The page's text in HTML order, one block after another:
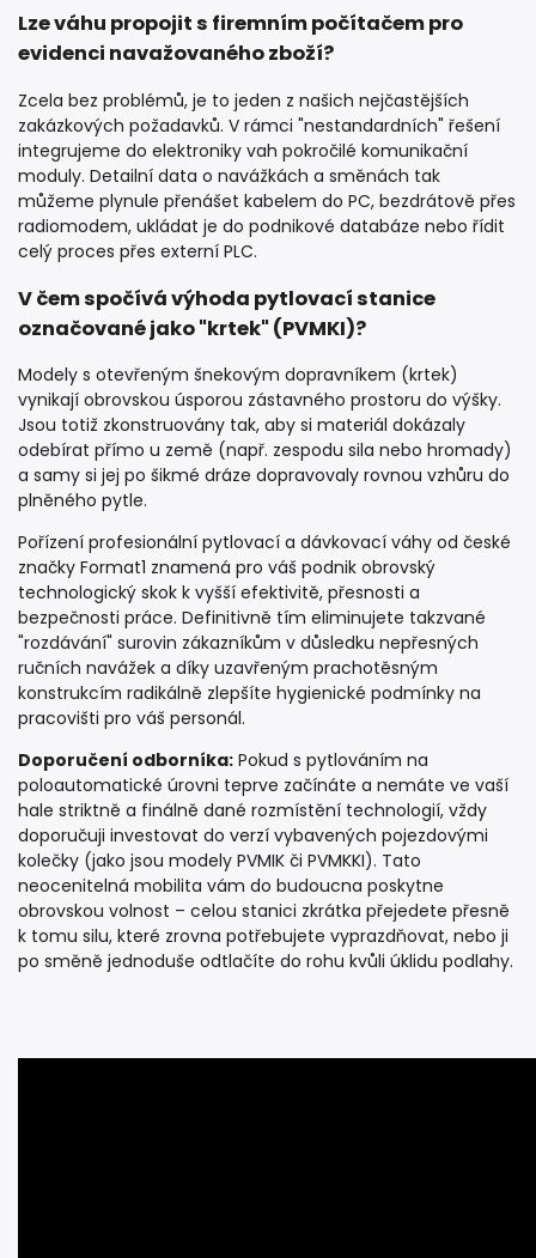
Lze váhu propojit s firemním počítačem pro
evidenci navažovaného zboží?
Zcela bez problémů, je to jeden z našich nejčastějších
zakázkových požadavků. V rámci "nestandardních" řešení
integrujeme do elektroniky vah pokročilé komunikační
moduly. Detailní data o navážkách a směnách tak
můžeme plynule přenášet kabelem do PC, bezdrátově přes
radiomodem, ukládat je do podnikové databáze nebo řídit
celý proces přes externí PLC.
V čem spočívá výhoda pytlovací stanice
označované jako "krtek" (PVMKI)?
Modely s otevřeným šnekovým dopravníkem (krtek)
vynikají obrovskou úsporou zástavného prostoru do výšky.
Jsou totiž zkonstruovány tak, aby si materiál dokázaly
odebírat přímo u země (např. zespodu sila nebo hromady)
a samy si jej po šikmé dráze dopravovaly rovnou vzhůru do
plněného pytle.
Pořízení profesionální pytlovací a dávkovací váhy od české
značky Format1 znamená pro váš podnik obrovský
technologický skok k vyšší efektivitě, přesnosti a
bezpečnosti práce. Definitivně tím eliminujete takzvané
"rozdávání" surovin zákazníkům v důsledku nepřesných
ručních navážek a díky uzavřeným prachotěsným
konstrukcím radikálně zlepšíte hygienické podmínky na
pracovišti pro váš personál.
Doporučení odborníka: Pokud s pytlováním na
poloautomatické úrovni teprve začínáte a nemáte ve vaší
hale striktně a finálně dané rozmístění technologií, vždy
doporučuji investovat do verzí vybavených pojezdovými
kolečky (jako jsou modely PVMIK či PVMKKI). Tato
neocenitelná mobilita vám do budoucna poskytne
obrovskou volnost – celou stanici zkrátka přejedete přesně
k tomu silu, které zrovna potřebujete vyprazdňovat, nebo ji
po směně jednoduše odtlačíte do rohu kvůli úklidu podlahy.